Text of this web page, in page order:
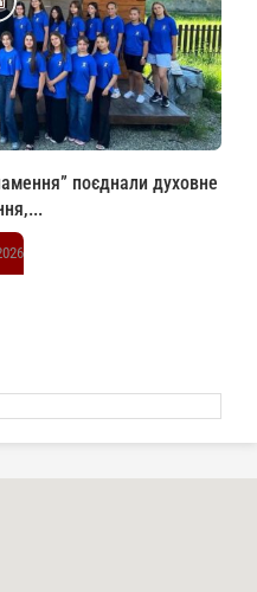
поєднали духовне